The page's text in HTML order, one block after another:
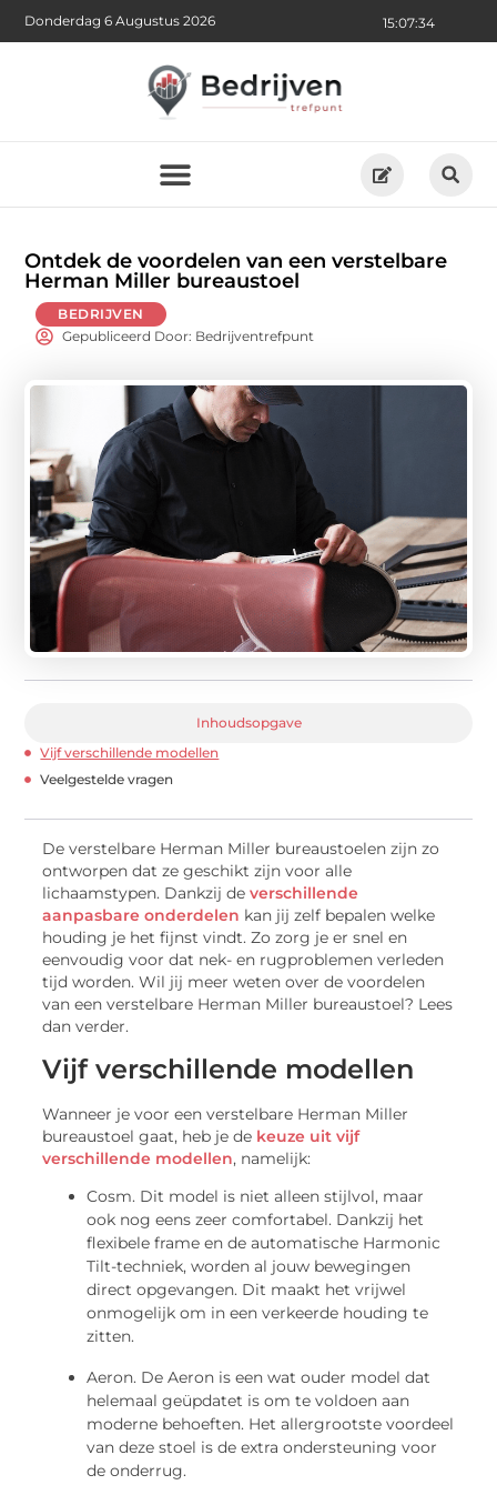
15:07:35
Donderdag 6 Augustus 2026
Ontdek de voordelen van een verstelbare
Herman Miller bureaustoel
BEDRIJVEN
Gepubliceerd Door: Bedrijventrefpunt
Inhoudsopgave
Vijf verschillende modellen
Veelgestelde vragen
De verstelbare Herman Miller bureaustoelen zijn zo
ontworpen dat ze geschikt zijn voor alle
lichaamstypen. Dankzij deverschillende
aanpasbare onderdelen kan jij zelf bepalen welke
houding je het fijnst vindt. Zo zorg je er snel en
eenvoudig voor dat nek- en rugproblemen verleden
tijd worden. Wil jij meer weten over de voordelen
van een verstelbare Herman Miller bureaustoel? Lees
dan verder.
Vijf verschillende modellen
Wanneer je voor een verstelbare Herman Miller
bureaustoel gaat, heb je de keuze uit vijf
verschillende modellen, namelijk:
Cosm. Dit model is niet alleen stijlvol, maar
ook nog eens zeer comfortabel. Dankzij het
flexibele frame en de automatische Harmonic
Tilt-techniek, worden al jouw bewegingen
direct opgevangen. Dit maakt het vrijwel
onmogelijk om in een verkeerde houding te
zitten.
Aeron. De Aeron is een wat ouder model dat
helemaal geüpdatet is om te voldoen aan
moderne behoeften. Het allergrootste voordeel
van deze stoel is de extra ondersteuning voor
de onderrug.